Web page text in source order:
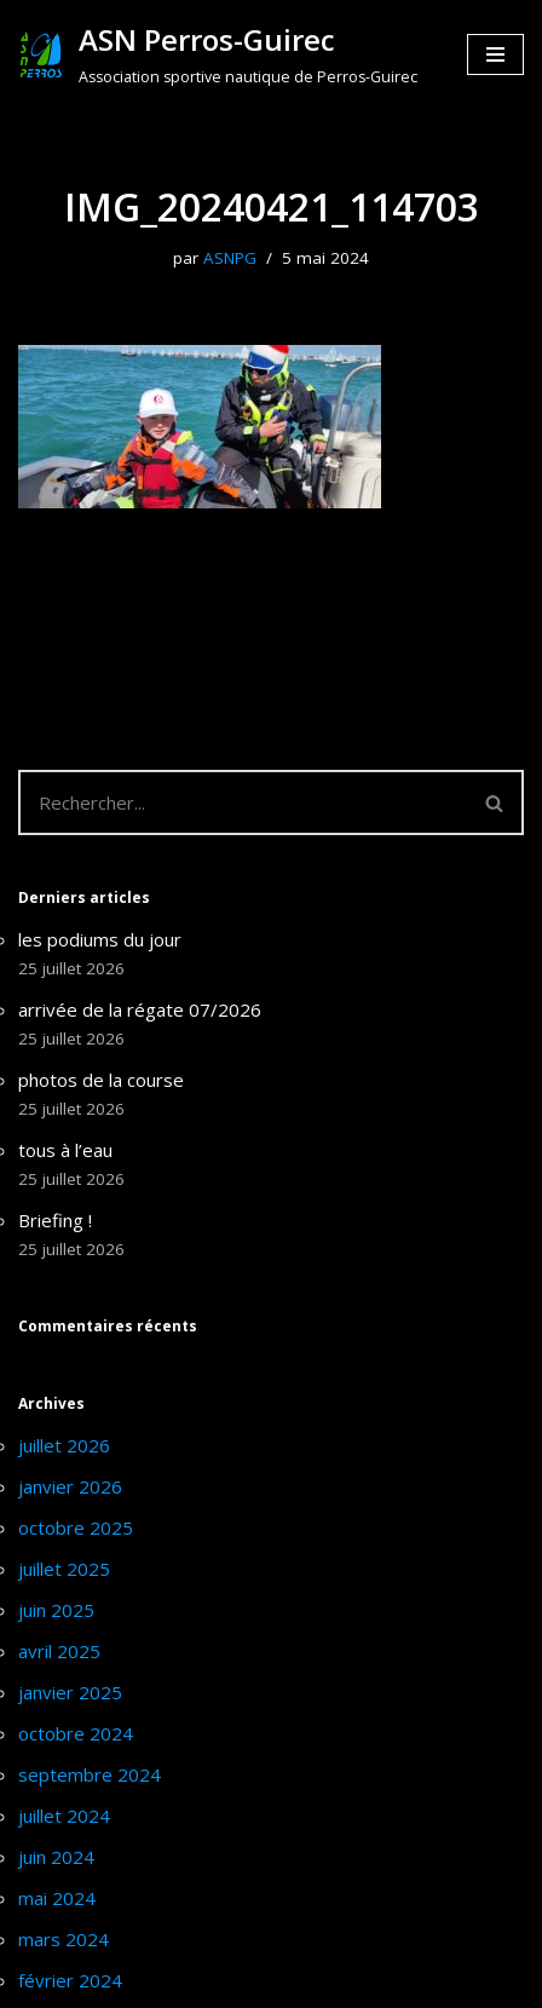
Aller
ASN Perros-Guirec
Association sportive nautique de Perros-Guirec
IMG_20240421_114703
par ASNPG 5 mai 2024
Derniers articles
les podiums du jour
25 juillet 2026
arrivée de la régate 07/2026
25 juillet 2026
photos de la course
25 juillet 2026
tous à l’eau
25 juillet 2026
Briefing !
25 juillet 2026
Commentaires récents
Archives
juillet 2026
janvier 2026
octobre 2025
juillet 2025
juin 2025
avril 2025
janvier 2025
octobre 2024
septembre 2024
juillet 2024
juin 2024
mai 2024
mars 2024
février 2024